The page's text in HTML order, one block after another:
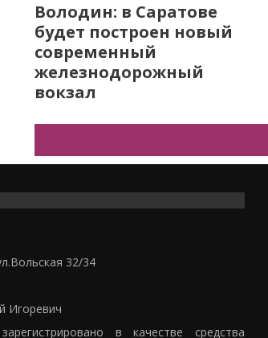
Володин: в Саратове
будет построен новый
современный
железнодорожный
вокзал
32/34
Игоревич
в качестве средства